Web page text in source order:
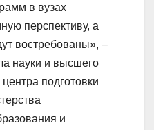
в вузах
перспективу, а
востребованы», –
науки и высшего
подготовки
и